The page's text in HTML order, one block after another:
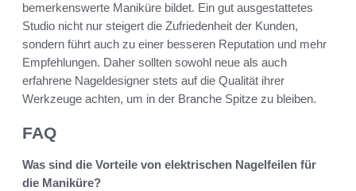
bemerkenswerte Maniküre bildet. Ein gut ausgestattetes
Studio nicht nur steigert die Zufriedenheit der Kunden,
sondern führt auch zu einer besseren Reputation und mehr
Empfehlungen. Daher sollten sowohl neue als auch
erfahrene Nageldesigner stets auf die Qualität ihrer
Werkzeuge achten, um in der Branche Spitze zu bleiben.
FAQ
Was sind die Vorteile von elektrischen Nagelfeilen für
die Maniküre?